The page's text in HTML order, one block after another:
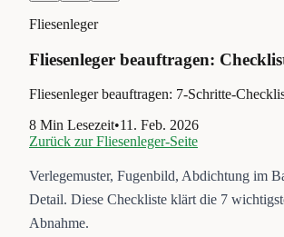
Fliesenleger
Fliesenleger beauftragen:
Fliesenleger beauftragen: 7-Schritte-
8 Min Lesezeit•11. Feb. 2026
Zurück zurFliesenleger-Seite
Verlegemuster, Fugenbild, Abdichtung im
Detail. Diese Checkliste klärt die 7
Abnahme.